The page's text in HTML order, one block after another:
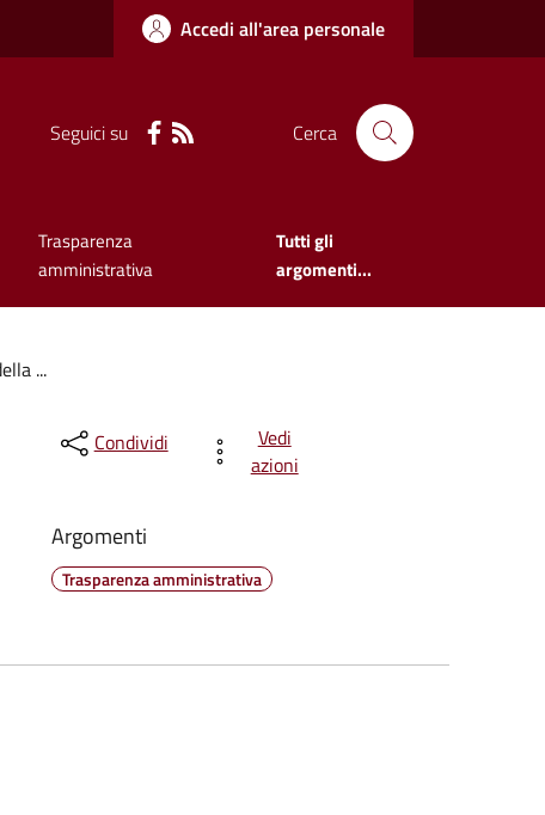
Accedi all'area personale
Seguici su Cerca
Trasparenza
amministrativa
Tutti gli
argomenti...
...
Condividi
Vedi
azioni
Argomenti
Trasparenza amministrativa